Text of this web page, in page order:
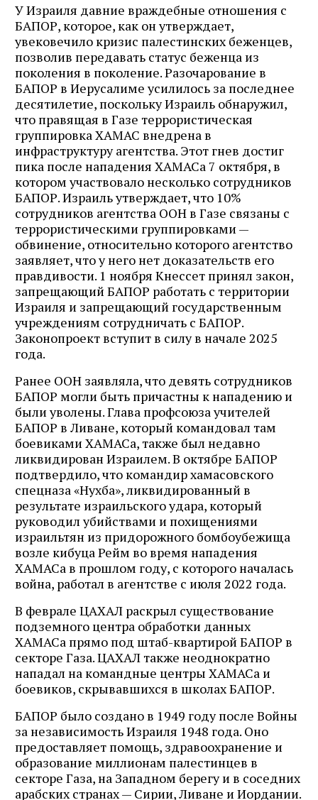
У Израиля давние враждебные отношения с
БАПОР, которое, как он утверждает,
увековечило кризис палестинских беженцев,
позволив передавать статус беженца из
поколения в поколение. Разочарование в
БАПОР в Иерусалиме усилилось за последнее
десятилетие, поскольку Израиль обнаружил,
что правящая в Газе террористическая
группировка ХАМАС внедрена в
инфраструктуру агентства. Этот гнев достиг
пика после нападения ХАМАСа 7 октября, в
котором участвовало несколько сотрудников
БАПОР. Израиль утверждает, что 10%
сотрудников агентства ООН в Газе связаны с
террористическими группировками —
обвинение, относительно которого агентство
заявляет, что у него нет доказательств его
правдивости. 1 ноября Кнессет принял закон,
запрещающий БАПОР работать с территории
Израиля и запрещающий государственным
учреждениям сотрудничать с БАПОР.
Законопроект вступит в силу в начале 2025
года.
Ранее ООН заявляла, что девять сотрудников
БАПОР могли быть причастны к нападению и
были уволены. Глава профсоюза учителей
БАПОР в Ливане, который командовал там
боевиками ХАМАСа, также был недавно
ликвидирован Израилем. В октябре БАПОР
подтвердило, что командир хамасовского
спецназа «Нухба», ликвидированный в
результате израильского удара, который
руководил убийствами и похищениями
израильтян из придорожного бомбоубежища
возле кибуца Рейм во время нападения
ХАМАСа в прошлом году, с которого началась
война, работал в агентстве с июля 2022 года.
В феврале ЦАХАЛ раскрыл существование
подземного центра обработки данных
ХАМАСа прямо под штаб-квартирой БАПОР в
секторе Газа. ЦАХАЛ также неоднократно
нападал на командные центры ХАМАСа и
боевиков, скрывавшихся в школах БАПОР.
БАПОР было создано в 1949 году после Войны
за независимость Израиля 1948 года. Оно
предоставляет помощь, здравоохранение и
образование миллионам палестинцев в
секторе Газа, на Западном берегу и в соседних
арабских странах — Сирии, Ливане и Иордании.